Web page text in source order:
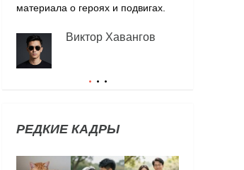
материала о героях и подвигах.
Виктор Хавангов
РЕДКИЕ КАДРЫ